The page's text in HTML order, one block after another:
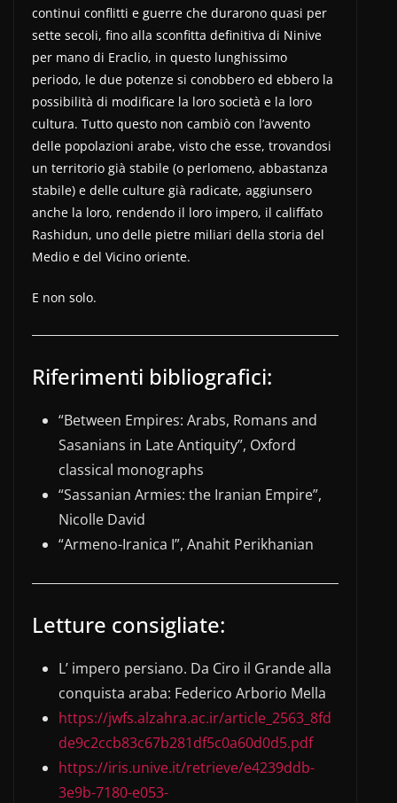
continui conflitti e guerre che durarono quasi per
sette secoli, fino alla sconfitta definitiva di Ninive
per mano di Eraclio, in questo lunghissimo
periodo, le due potenze si conobbero ed ebbero la
possibilità di modificare la loro società e la loro
cultura. Tutto questo non cambiò con l’avvento
delle popolazioni arabe, visto che esse, trovandosi
un territorio già stabile (o perlomeno, abbastanza
stabile) e delle culture già radicate, aggiunsero
anche la loro, rendendo il loro impero, il califfato
Rashidun, uno delle pietre miliari della storia del
Medio e del Vicino oriente.
E non solo.
Riferimenti bibliografici:
“Between Empires: Arabs, Romans and
Sasanians in Late Antiquity”, Oxford
classical monographs
“Sassanian Armies: the Iranian Empire”,
Nicolle David
“Armeno-Iranica I”, Anahit Perikhanian
Letture consigliate:
L’ impero persiano. Da Ciro il Grande alla
conquista araba: Federico Arborio Mella
https://jwfs.alzahra.ac.ir/article_2563_8fd
de9c2ccb83c67b281df5c0a60d0d5.pdf
https://iris.unive.it/retrieve/e4239ddb-
3e9b-7180-e053-